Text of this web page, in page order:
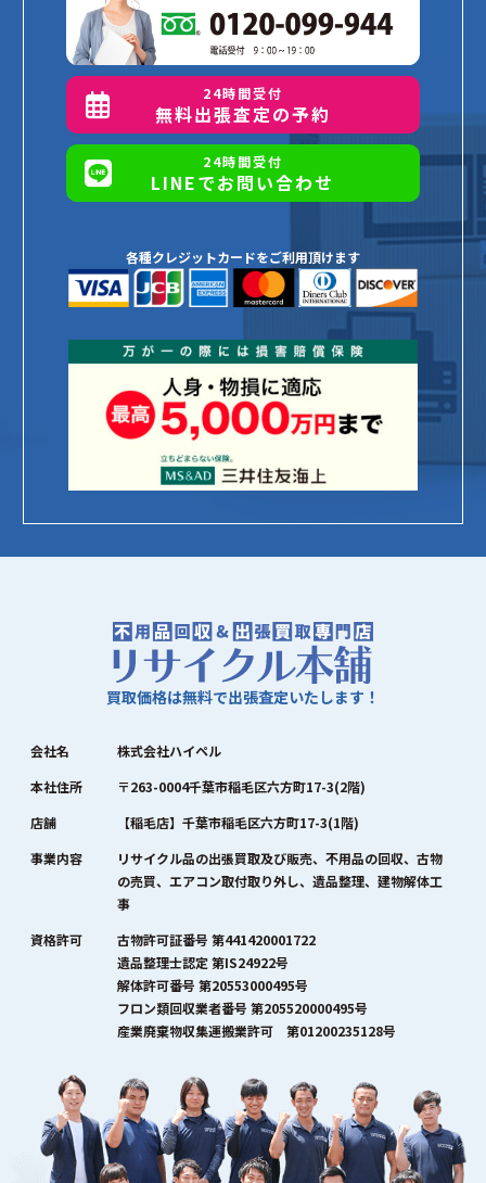
24時間受付
無料出張査定の予約
24時間受付
LINEでお問い合わせ
各種クレジットカードをご利用頂けます
買取価格は無料で出張査定いたします！
会社名
株式会社ハイペル
本社住所
〒263-0004千葉市稲毛区六方町17-3(2階)
店舗
【稲毛店】千葉市稲毛区六方町17-3(1階)
事業内容
リサイクル品の出張買取及び販売、不用品の回収、古物
の売買、エアコン取付取り外し、遺品整理、建物解体工
事
資格許可
古物許可証番号 第441420001722
遺品整理士認定 第IS24922号
解体許可番号 第20553000495号
フロン類回収業者番号 第205520000495号
産業廃棄物収集運搬業許可 第01200235128号